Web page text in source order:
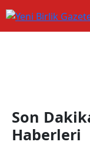
Son
Haberleri